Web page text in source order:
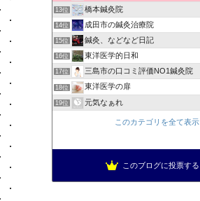
13位 橋本鍼灸院
14位 成田市の鍼灸治療院
15位 鍼灸、などなど日記
16位 東洋医学的日和
17位 三島市の口コミ評価NO1鍼灸院
18位 東洋医学の扉
19位 元気なぁれ
このカテゴリを全て表示
このブログに投票する